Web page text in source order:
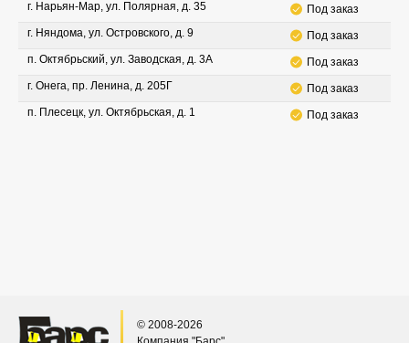
г. Нарьян-Мар, ул. Полярная, д. 35
Под заказ
г. Няндома, ул. Островского, д. 9
Под заказ
п. Октябрьский, ул. Заводская, д. 3А
Под заказ
г. Онега, пр. Ленина, д. 205Г
Под заказ
п. Плесецк, ул. Октябрьская, д. 1
Под заказ
© 2008-2026